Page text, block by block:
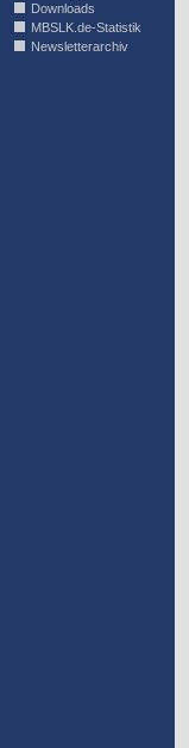
Downloads
MBSLK.de-Statistik
Newsletterarchiv